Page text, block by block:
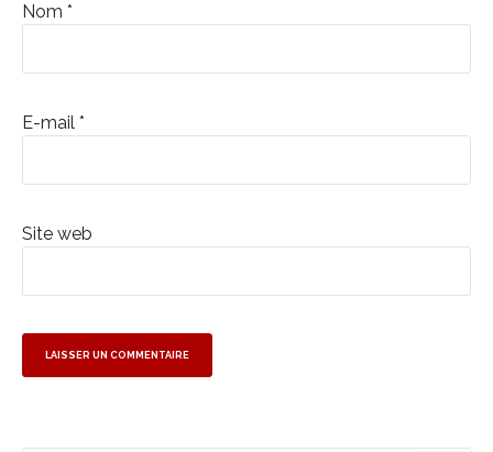
Nom *
E-mail *
Site web